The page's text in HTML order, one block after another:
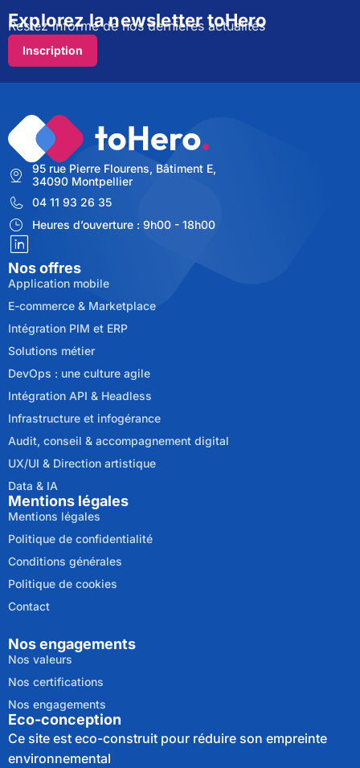
Explorez la newsletter toHero
Restez informé de nos dernières actualités
Inscription
95 rue Pierre Flourens, Bâtiment E,
34090 Montpellier
04 11 93 26 35
Heures d’ouverture : 9h00 - 18h00
Nos offres
Application mobile
E-commerce & Marketplace
Intégration PIM et ERP
Solutions métier
DevOps : une culture agile
Intégration API & Headless
Infrastructure et infogérance
Audit, conseil & accompagnement digital
UX/UI & Direction artistique
Data & IA
Mentions légales
Mentions légales
Politique de confidentialité
Conditions générales
Politique de cookies
Contact
Nos engagements
Nos valeurs
Nos certifications
Nos engagements
Eco-conception
Ce site est eco-construit pour réduire son empreinte
environnemental